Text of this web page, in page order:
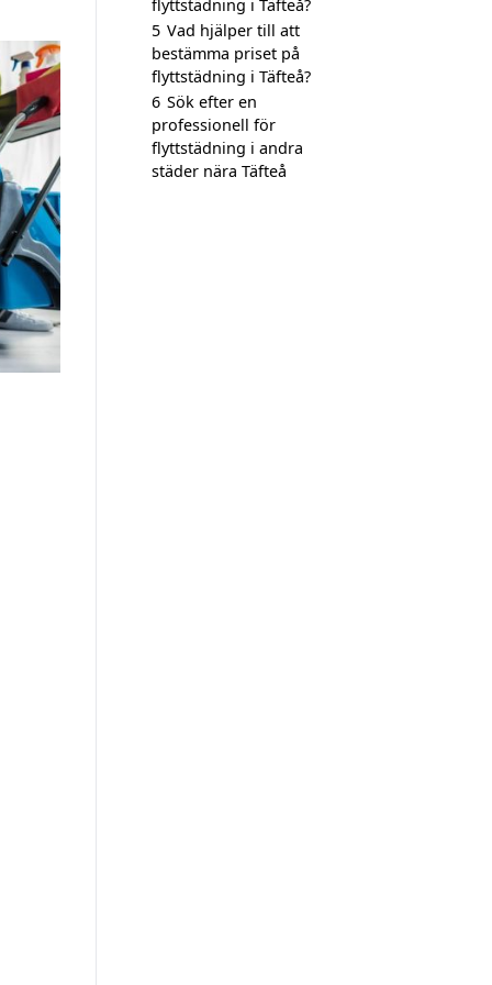
flyttstädning i Täfteå?
5 Vad hjälper till att
bestämma priset på
flyttstädning i Täfteå?
6 Sök efter en
professionell för
flyttstädning i andra
städer nära Täfteå